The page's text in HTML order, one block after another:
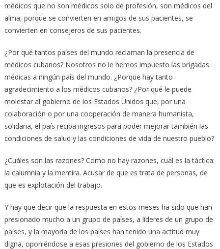
médicos que no son médicos solo de profesión, son médicos del
alma, porque se convierten en amigos de sus pacientes, se
convierten en consejeros de sus pacientes.
¿Por qué tantos países del mundo reclaman la presencia de
médicos cubanos? Nosotros no le hemos impuesto las brigadas
médicas a ningún país del mundo. ¿Porque hay tanto
agradecimiento a los médicos cubanos? ¿Por qué le puede
molestar al gobierno de los Estados Unidos que, por una
colaboración o por una cooperación de manera humanista,
solidaria, el país reciba ingresos para poder mejorar también las
condiciones de salud y las condiciones de vida de nuestro pueblo?
¿Cuáles son las razones? Como no hay razones, cuál es la táctica:
la calumnia y la mentira. Acusar de que es trata de personas, de
que es explotación del trabajo.
Y hay que decir que la respuesta en estos meses ha sido que han
presionado mucho a un grupo de países, a líderes de un grupo de
países, y la mayoría de los países han tenido una actitud muy
digna, oponiéndose a esas presiones del gobierno de los Estados